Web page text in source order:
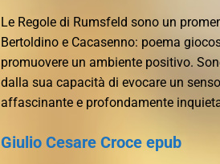
Le Regole di Rumsfeld sono un
Bertoldino e Cacasenno: poema
promuovere un ambiente positivo.
dalla sua capacità di evocare un
affascinante e profondamente
Giulio Cesare Croce epub